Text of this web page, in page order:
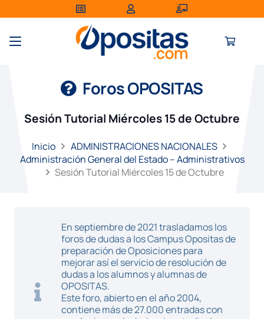
Foros OPOSITAS
Sesión Tutorial Miércoles 15 de Octubre
Inicio
ADMINISTRACIONES NACIONALES
Administración General del Estado – Administrativos
Sesión Tutorial Miércoles 15 de Octubre
En septiembre de 2021 trasladamos los
foros de dudas a los Campus Opositas de
preparación de Oposiciones para
mejorar así el servicio de resolución de
dudas a los alumnos y alumnas de
OPOSITAS.
Este foro, abierto en el año 2004,
contiene más de 27.000 entradas con